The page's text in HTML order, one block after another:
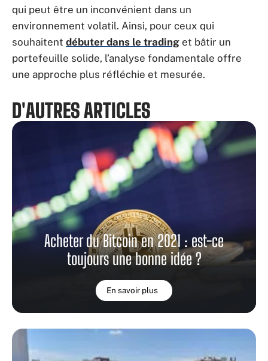
qui peut être un inconvénient dans un
environnement volatil. Ainsi, pour ceux qui
souhaitent débuter dans le trading et bâtir un
portefeuille solide, l’analyse fondamentale offre
une approche plus réfléchie et mesurée.
D'AUTRES ARTICLES
Acheter du Bitcoin en 2021 : est-ce
toujours une bonne idée ?
En savoir plus